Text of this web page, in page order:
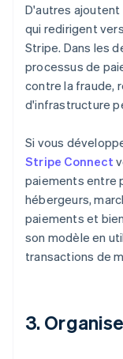
D'autres ajoutent
qui redirigent
Stripe. Dans les
processus de
contre la fraude,
d'infrastructure
Si vous
Stripe Connect
paiements entre
hébergeurs,
paiements et
son modèle en
transactions de
3.